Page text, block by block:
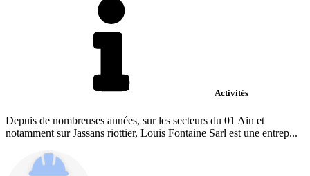
Activités
Depuis de nombreuses années, sur les secteurs du 01 Ain et
notamment sur Jassans riottier, Louis Fontaine Sarl est une entrep...